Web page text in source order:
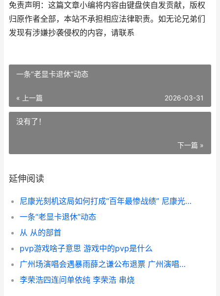
免责声明：这篇文章小编将内容由键盘侠自发贡献，版权
归原作者全部，本站不承担相应法律职责。如无论兄弟们
发现有涉嫌抄袭侵权的内容，请联系
一条“老显卡退休”动态
« 上一篇 2026-03-31
没有了！
下一篇 »
延伸阅读
尼康光刻机这局如何打成“百年最惨战绩” 尼康光刻机工作原理
一条“老显卡退休”动态
从 从的部首
pvp游戏啥子意思 游戏中的pvp是什么
广州场演唱会遇暴雨薛之谦公布退票 广州演唱会多吗
李荣浩四连问单依纯 李荣浩 串烧